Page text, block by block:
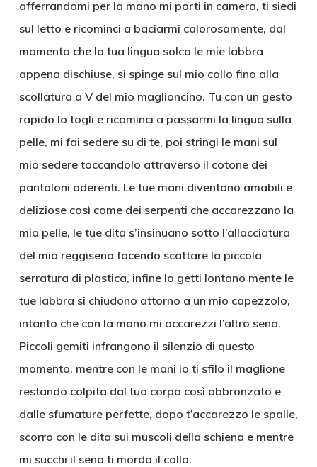
afferrandomi per la mano mi porti in camera, ti siedi
sul letto e ricominci a baciarmi calorosamente, dal
momento che la tua lingua solca le mie labbra
appena dischiuse, si spinge sul mio collo fino alla
scollatura a V del mio maglioncino. Tu con un gesto
rapido lo togli e ricominci a passarmi la lingua sulla
pelle, mi fai sedere su di te, poi stringi le mani sul
mio sedere toccandolo attraverso il cotone dei
pantaloni aderenti. Le tue mani diventano amabili e
deliziose così come dei serpenti che accarezzano la
mia pelle, le tue dita s’insinuano sotto l’allacciatura
del mio reggiseno facendo scattare la piccola
serratura di plastica, infine lo getti lontano mente le
tue labbra si chiudono attorno a un mio capezzolo,
intanto che con la mano mi accarezzi l’altro seno.
Piccoli gemiti infrangono il silenzio di questo
momento, mentre con le mani io ti sfilo il maglione
restando colpita dal tuo corpo così abbronzato e
dalle sfumature perfette, dopo t’accarezzo le spalle,
scorro con le dita sui muscoli della schiena e mentre
mi succhi il seno ti mordo il collo.